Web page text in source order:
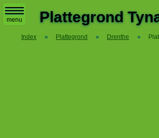
menu Plattegrond
Index » Plattegrond » Drenthe »